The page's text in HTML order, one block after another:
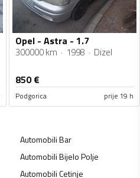
Opel - Astra - 1.7
300000 km 1998 Dizel
850€
Podgorica prije 19 h
AutomobiliBar
AutomobiliBijelo Polje
AutomobiliCetinje